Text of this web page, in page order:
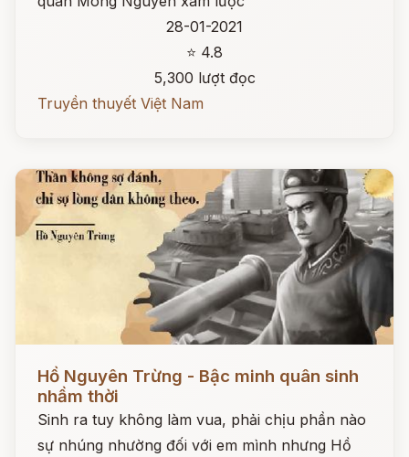
28-01-2021
⭐ 4.8
5,300 lượt đọc
Truyền thuyết Việt Nam
Đọc ngay
Hồ Nguyên Trừng - Bậc minh quân sinh
nhầm thời
Sinh ra tuy không làm vua, phải chịu phần nào
sự nhúng nhường đối với em mình nhưng Hồ